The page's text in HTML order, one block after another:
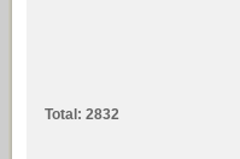
Total: 2832